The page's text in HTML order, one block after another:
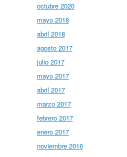
octubre 2020
mayo 2018
abril 2018
agosto 2017
julio 2017
mayo 2017
abril 2017
marzo 2017
febrero 2017
enero 2017
noviembre 2016